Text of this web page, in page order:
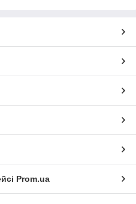
Prom.ua